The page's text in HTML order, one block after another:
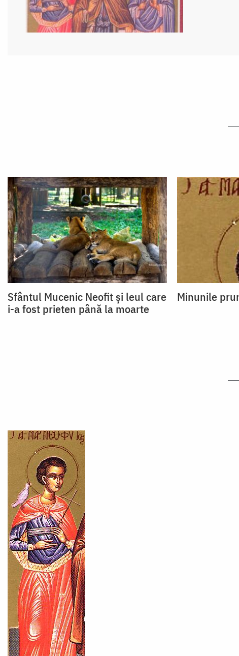
Sfântul Mucenic Neofit și leul care
i-a fost prieten până la moarte
Minunile